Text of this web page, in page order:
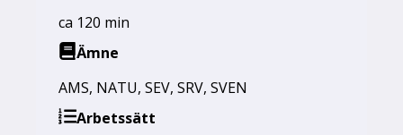
ca 120 min
Ämne
AMS, NATU, SEV, SRV, SVEN
Arbetssätt